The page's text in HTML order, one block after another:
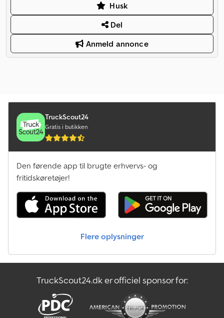
Husk
Del
Anmeld annonce
TruckScout24
Gratis i butikken
Den førende app til brugte erhvervs- og
fritidskøretøjer!
Flere oplysninger
TruckScout24.dk er officiel sponsor for: